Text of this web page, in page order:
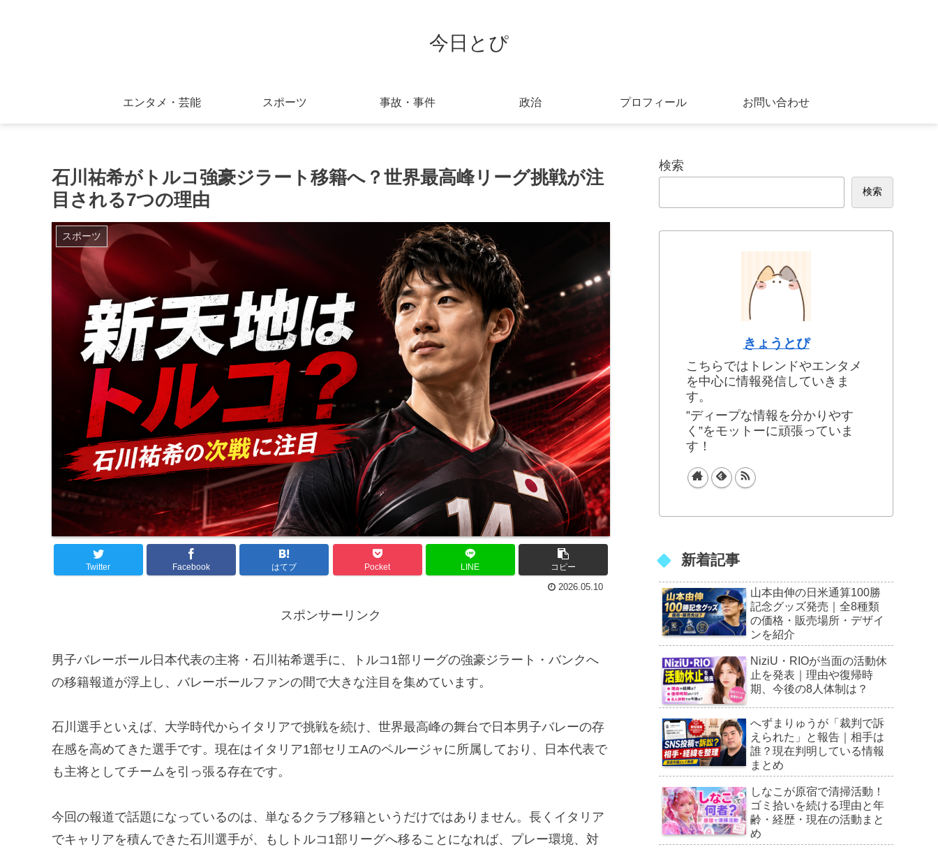
今日とぴ
エンタメ・芸能 スポーツ 事故・事件 政治 プロフィール お問い合わせ
石川祐希がトルコ強豪ジラート移籍へ？世界最高峰リーグ挑戦が注
目される7つの理由
スポーツ
Twitter Facebook はてブ Pocket LINE コピー
2026.05.10
スポンサーリンク
男子バレーボール日本代表の主将・石川祐希選手に、トルコ1部リーグの強豪ジラート・バンクへ
の移籍報道が浮上し、バレーボールファンの間で大きな注目を集めています。
石川選手といえば、大学時代からイタリアで挑戦を続け、世界最高峰の舞台で日本男子バレーの存
在感を高めてきた選手です。現在はイタリア1部セリエAのペルージャに所属しており、日本代表で
も主将としてチームを引っ張る存在です。
今回の報道で話題になっているのは、単なるクラブ移籍というだけではありません。長くイタリア
でキャリアを積んできた石川選手が、もしトルコ1部リーグへ移ることになれば、プレー環境、対
検索
検索
きょうとぴ
こちらではトレンドやエンタメ
を中心に情報発信していきま
す。
”ディープな情報を分かりやす
く”をモットーに頑張っていま
す！
新着記事
山本由伸の日米通算100勝
記念グッズ発売｜全8種類
の価格・販売場所・デザイ
ンを紹介
NiziU・RIOが当面の活動休
止を発表｜理由や復帰時
期、今後の8人体制は？
へずまりゅうが「裁判で訴
えられた」と報告｜相手は
誰？現在判明している情報
まとめ
しなこが原宿で清掃活動！
ゴミ拾いを続ける理由と年
齢・経歴・現在の活動まと
め